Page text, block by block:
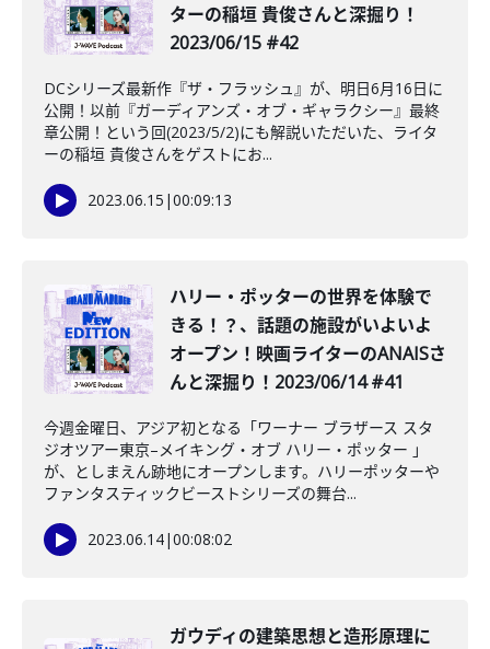
ターの稲垣 貴俊さんと深掘り！
2023/06/15 #42
DCシリーズ最新作『ザ・フラッシュ』が、明日6月16日に
公開！以前『ガーディアンズ・オブ・ギャラクシー』最終
章公開！という回(2023/5/2)にも解説いただいた、ライタ
ーの稲垣 貴俊さんをゲストにお...
2023.06.15 |00:09:13
ハリー・ポッターの世界を体験で
きる！？、話題の施設がいよいよ
オープン！映画ライターのANAISさ
んと深掘り！2023/06/14 #41
今週金曜日、アジア初となる「ワーナー ブラザース スタ
ジオツアー東京–メイキング・オブ ハリー・ポッター 」
が、としまえん跡地にオープンします。ハリーポッターや
ファンタスティックビーストシリーズの舞台...
2023.06.14|00:08:02
ガウディの建築思想と造形原理に